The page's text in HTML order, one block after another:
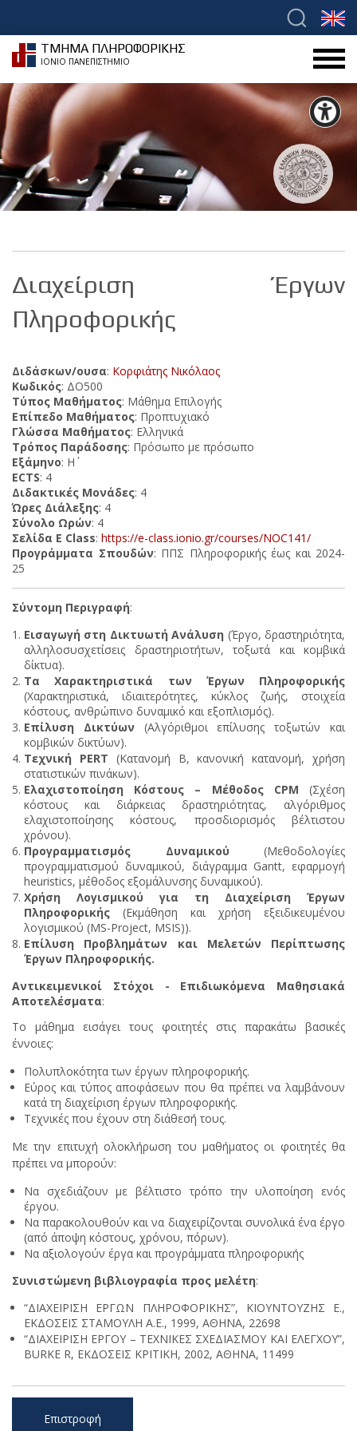
ΤΜΗΜΑ ΠΛΗΡΟΦΟΡΙΚΗΣ
ΙΟΝΙΟ ΠΑΝΕΠΙΣΤΗΜΙΟ
Διαχείριση Έργων
Πληροφορικής
Διδάσκων/ουσα: Κορφιάτης Νικόλαος
Κωδικός: ΔΟ500
Τύπος Μαθήματος: Μάθημα Επιλογής
Επίπεδο Μαθήματος: Προπτυχιακό
Γλώσσα Μαθήματος: Ελληνικά
Τρόπος Παράδοσης: Πρόσωπο με πρόσωπο
Εξάμηνο: Η΄
ECTS: 4
Διδακτικές Μονάδες: 4
Ώρες Διάλεξης: 4
Σύνολο Ωρών: 4
Σελίδα E Class: https://e-class.ionio.gr/courses/NOC141/
Προγράμματα Σπουδών: ΠΠΣ Πληροφορικής έως και 2024-
25
Σύντομη Περιγραφή:
Εισαγωγή στη Δικτυωτή Ανάλυση (Έργο, δραστηριότητα,
αλληλοσυσχετίσεις δραστηριοτήτων, τοξωτά και κομβικά
δίκτυα).
Τα Χαρακτηριστικά των Έργων Πληροφορικής
(Χαρακτηριστικά, ιδιαιτερότητες, κύκλος ζωής, στοιχεία
κόστους, ανθρώπινο δυναμικό και εξοπλισμός).
Επίλυση Δικτύων (Αλγόριθμοι επίλυσης τοξωτών και
κομβικών δικτύων).
Τεχνική PERT (Κατανομή Β, κανονική κατανομή, χρήση
στατιστικών πινάκων).
Ελαχιστοποίηση Κόστους – Μέθοδος CPM (Σχέση
κόστους και διάρκειας δραστηριότητας, αλγόριθμος
ελαχιστοποίησης κόστους, προσδιορισμός βέλτιστου
χρόνου).
Προγραμματισμός Δυναμικού (Μεθοδολογίες
προγραμματισμού δυναμικού, διάγραμμα Gantt, εφαρμογή
heuristics, μέθοδος εξομάλυνσης δυναμικού).
Χρήση Λογισμικού για τη Διαχείριση Έργων
Πληροφορικής (Εκμάθηση και χρήση εξειδικευμένου
λογισμικού (MS-Project, MSIS)).
Επίλυση Προβλημάτων και Μελετών Περίπτωσης
Έργων Πληροφορικής.
Αντικειμενικοί Στόχοι - Επιδιωκόμενα Μαθησιακά
Αποτελέσματα:
Το μάθημα εισάγει τους φοιτητές στις παρακάτω βασικές
έννοιες:
Πολυπλοκότητα των έργων πληροφορικής.
Εύρος και τύπος αποφάσεων που θα πρέπει να λαμβάνουν
κατά τη διαχείριση έργων πληροφορικής.
Τεχνικές που έχουν στη διάθεσή τους.
Με την επιτυχή ολοκλήρωση του μαθήματος οι φοιτητές θα
πρέπει να μπορούν:
Να σχεδιάζουν με βέλτιστο τρόπο την υλοποίηση ενός
έργου.
Να παρακολουθούν και να διαχειρίζονται συνολικά ένα έργο
(από άποψη κόστους, χρόνου, πόρων).
Να αξιολογούν έργα και προγράμματα πληροφορικής
Συνιστώμενη βιβλιογραφία προς μελέτη:
“ΔΙΑΧΕΙΡΙΣΗ ΕΡΓΩΝ ΠΛΗΡΟΦΟΡΙΚΗΣ”, ΚΙΟΥΝΤΟΥΖΗΣ Ε.,
ΕΚΔΟΣΕΙΣ ΣΤΑΜΟΥΛΗ Α.Ε., 1999, ΑΘΗΝΑ, 22698
“ΔΙΑΧΕΙΡΙΣΗ ΕΡΓΟΥ – ΤΕΧΝΙΚΕΣ ΣΧΕΔΙΑΣΜΟΥ ΚΑΙ ΕΛΕΓΧΟΥ”,
BURKE R, ΕΚΔΟΣΕΙΣ ΚΡΙΤΙΚΗ, 2002, ΑΘΗΝΑ, 11499
Επιστροφή